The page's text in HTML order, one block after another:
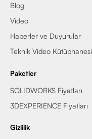
Blog
Video
Haberler ve Duyurular
Teknik Video Kütüphanesi
Paketler
SOLIDWORKS Fiyatları
3DEXPERIENCE Fiyatları
Gizlilik